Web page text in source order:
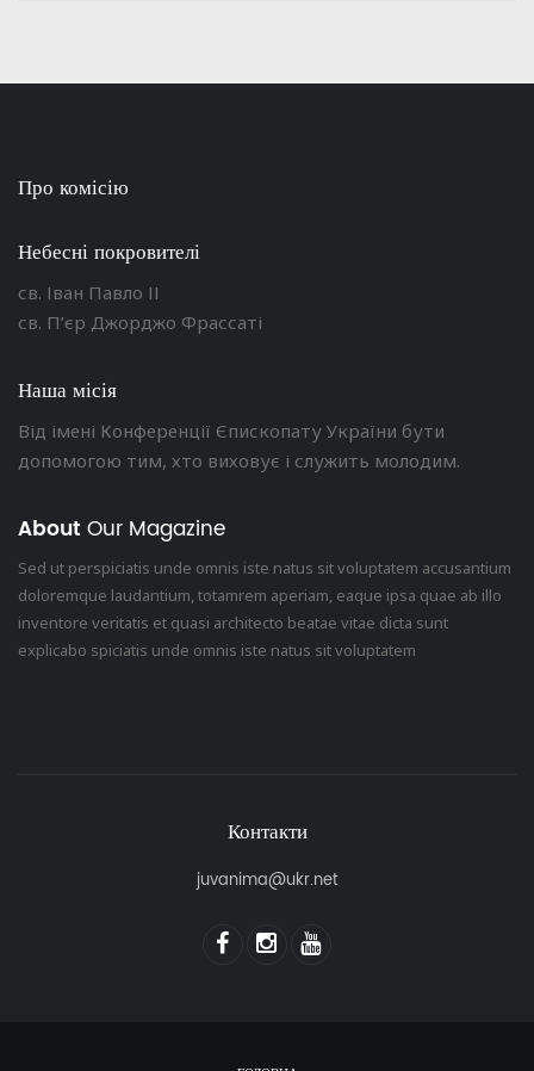
Про комісію
Небесні покровителі
св. Іван Павло ІІ
св. П’єр Джорджо Фрассаті
Наша місія
Від імені Конференції Єпископату України бути
допомогою тим, хто виховує і служить молодим.
About Our Magazine
Sed ut perspiciatis unde omnis iste natus sit voluptatem accusantium
doloremque laudantium, totamrem aperiam, eaque ipsa quae ab illo
inventore veritatis et quasi architecto beatae vitae dicta sunt
explicabo spiciatis unde omnis iste natus sit voluptatem
Контакти
juvanima@ukr.net